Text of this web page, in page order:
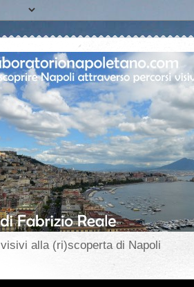
alla (ri)scoperta di Napoli